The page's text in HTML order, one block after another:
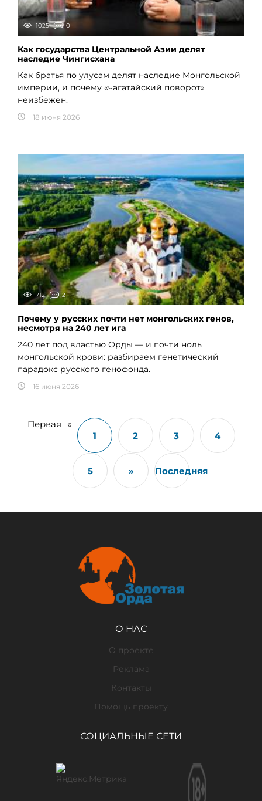
1025 0
Как государства Центральной Азии делят
наследие Чингисхана
Как братья по улусам делят наследие Монгольской
империи, и почему «чагатайский поворот»
неизбежен.
18 июня 2026
712 2
Почему у русских почти нет монгольских генов,
несмотря на 240 лет ига
240 лет под властью Орды — и почти ноль
монгольской крови: разбираем генетический
парадокс русского генофонда.
16 июня 2026
Первая
«
1
2 3 4
5 » Последняя
О НАС
О проекте
Реклама
Контакты
Помощь проекту
СОЦИАЛЬНЫЕ СЕТИ